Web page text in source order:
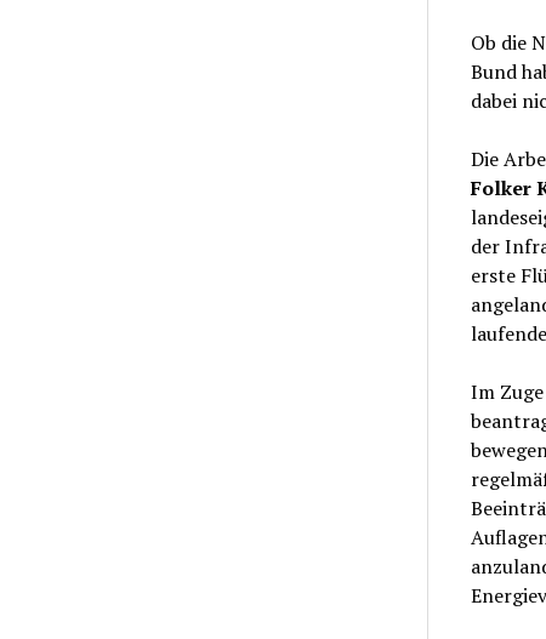
Ob die
Bund
dabei
Die
Folker
der
erste
Im